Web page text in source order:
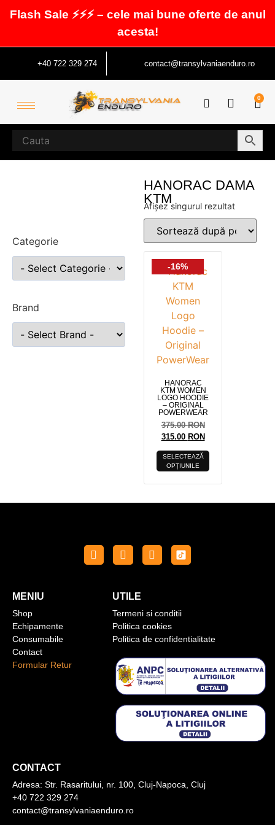
Flash Sale ⚡⚡⚡ – cele mai bune oferte de anul
acesta!
+40 722 329 274 contact@transylvaniaenduro.ro
0
Categorie
Brand
HANORAC DAMA
KTM
Afișez singurul rezultat
-16%
HANORAC
KTM WOMEN
LOGO HOODIE
– ORIGINAL
POWERWEAR
375.00RON
315.00 RON
SELECTEAZĂ
OPȚIUNILE
MENIU
Shop
Echipamente
Consumabile
Contact
Formular Retur
UTILE
Termeni si conditii
Politica cookies
Politica de confidentialitate
CONTACT
Adresa: Str. Rasaritului, nr. 100, Cluj-Napoca, Cluj
+40 722 329 274
contact@transylvaniaenduro.ro